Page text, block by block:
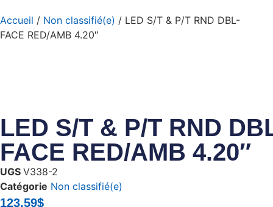
Accueil / Non classifié(e) / LED S/T & P/T RND DBL-
FACE RED/AMB 4.20″
LED S/T & P/T RND
FACE RED/AMB 4.20″
UGS V338-2
Catégorie Non classifié(e)
123.59$